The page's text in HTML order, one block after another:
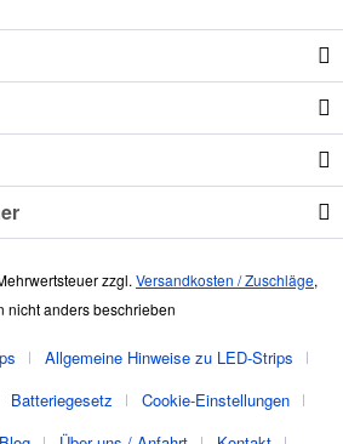
zzgl. Versandkosten / Zuschläge,
nicht anders beschrieben
Allgemeine Hinweise zu LED-Strips
Batteriegesetz
Cookie-Einstellungen